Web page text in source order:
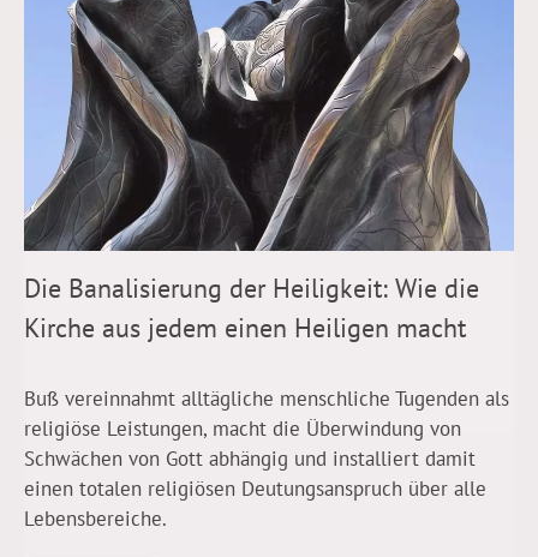
Die Banalisierung der Heiligkeit: Wie die
Kirche aus jedem einen Heiligen macht
Buß vereinnahmt alltägliche menschliche Tugenden als
religiöse Leistungen, macht die Überwindung von
Schwächen von Gott abhängig und installiert damit
einen totalen religiösen Deutungsanspruch über alle
Lebensbereiche.